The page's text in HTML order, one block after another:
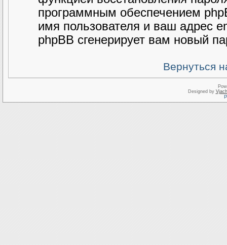
программным обеспечением
имя пользователя и ваш адрес
phpBB сгенерирует вам новый
Вернуться
Designed by